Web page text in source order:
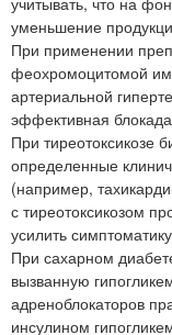
уменьшение
При применении
феохромоцитомой
артериальной
эффективная
При тиреотоксикозе
определенные
(например,
с тиреотоксикозом
усилить
При сахарном
вызванную
адреноблокаторов
инсулином